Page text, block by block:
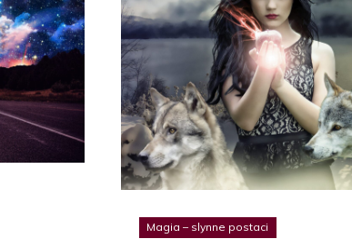
Magia – slynne postaci